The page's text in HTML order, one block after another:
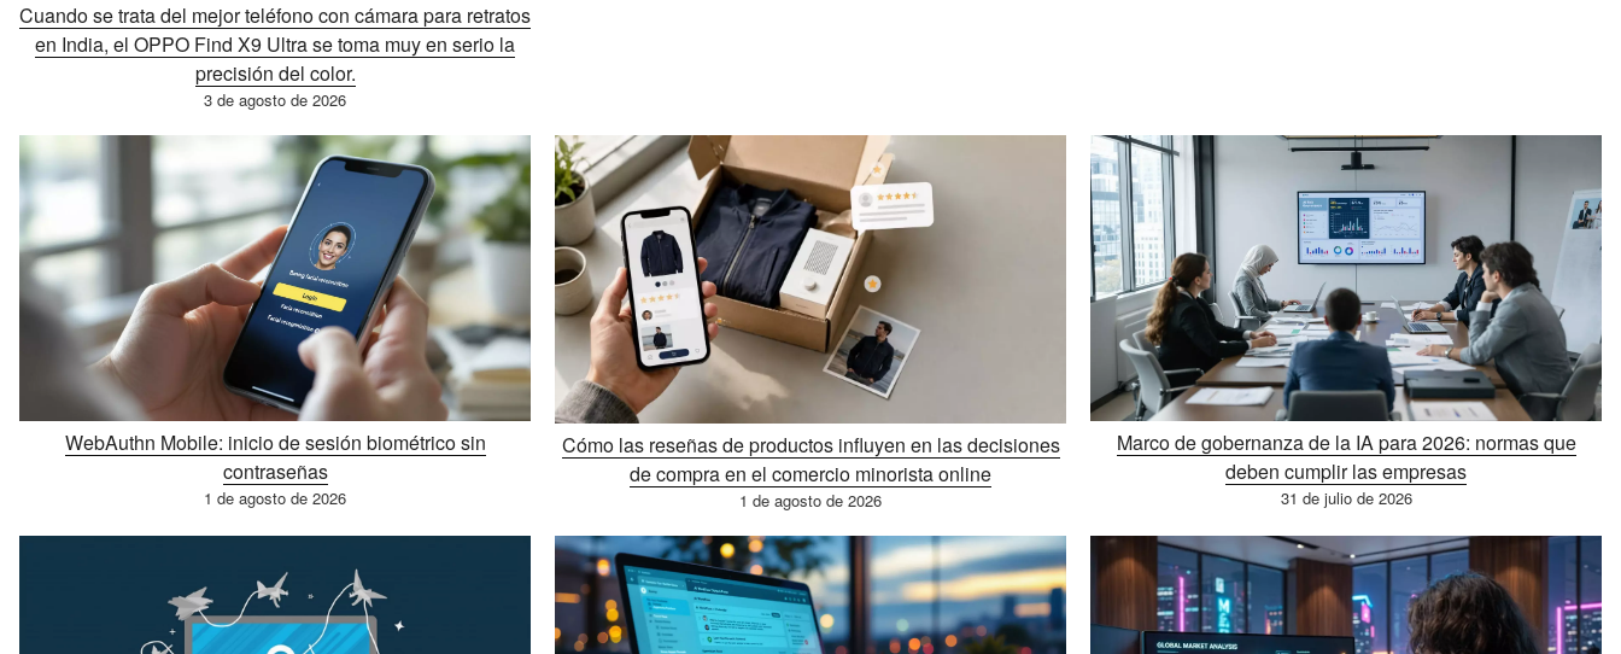
Cuando se trata del mejor teléfono con cámara para retratos
en India, el OPPO Find X9 Ultra se toma muy en serio la
precisión del color.
3 de agosto de 2026
WebAuthn Mobile: inicio de sesión biométrico sin
contraseñas
1 de agosto de 2026
Cómo las reseñas de productos influyen en las decisiones
de compra en el comercio minorista online
1 de agosto de 2026
Marco de gobernanza de la IA para 2026: normas que
deben cumplir las empresas
31 de julio de 2026